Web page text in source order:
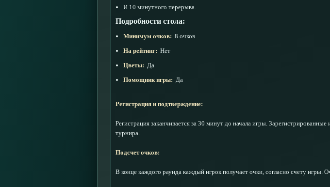
И 10 минутного перерыва.
Подробности стола:
Минимум очков: 8 очков
На рейтинг: Нет
Цветы: Да
Помощник игры: Да
Регистрация и подтверждение:
Регистрация заканчивается за 30 минут до начала игры.
турнира.
Подсчет очков:
В конце каждого раунда каждый игрок получает очки, согласно счету